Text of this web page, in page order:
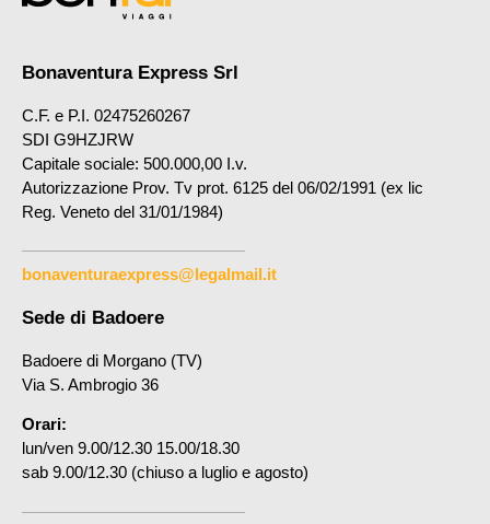
Bonaventura Express Srl
C.F. e P.I. 02475260267
SDI G9HZJRW
Capitale sociale: 500.000,00 I.v.
Autorizzazione Prov. Tv prot. 6125 del 06/02/1991 (ex lic
Reg. Veneto del 31/01/1984)
bonaventuraexpress@legalmail.it
Sede di Badoere
Badoere di Morgano (TV)
Via S. Ambrogio 36
Orari:
lun/ven 9.00/12.30 15.00/18.30
sab 9.00/12.30 (chiuso a luglio e agosto)